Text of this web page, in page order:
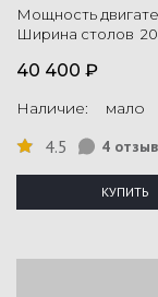
Мощность
Ширина столов
40 400 ₽
Наличие: мало
4.5 4
КУПИТЬ